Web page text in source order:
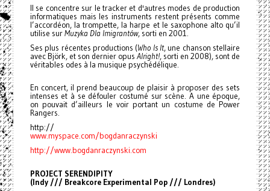
Il se concentre sur le tracker et d'autres modes de production
informatiques mais les instruments restent présents comme
l’accordéon, la trompette, la harpe et le saxophone alto qu’il
utilise surMuzyka Dla Imigrantów, sorti en 2001.
Ses plus récentes productions (Who Is It, une chanson stellaire
avec Björk, et son dernier opusAlright!, sorti en 2008), sont de
véritables odes à la musique psychédélique.
En concert, il prend beaucoup de plaisir à proposer des sets
intenses et à se défouler costumé sur scène. A une époque,
on pouvait d’ailleurs le voir portant un costume de Power
Rangers.
http://
www.myspace.com/bogdanraczynski
http://www.bogdanraczynski.com
PROJECT SERENDIPITY
(Indy /// Breakcore Experimental Pop /// Londres)